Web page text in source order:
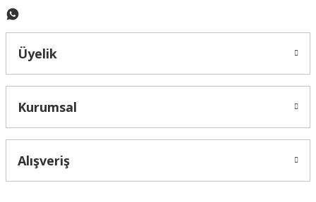
Üyelik
Kurumsal
Alışveriş